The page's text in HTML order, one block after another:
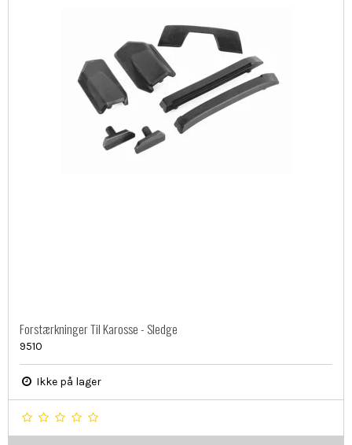
Forstærkninger Til Karosse - Sledge
9510
Ikke på lager